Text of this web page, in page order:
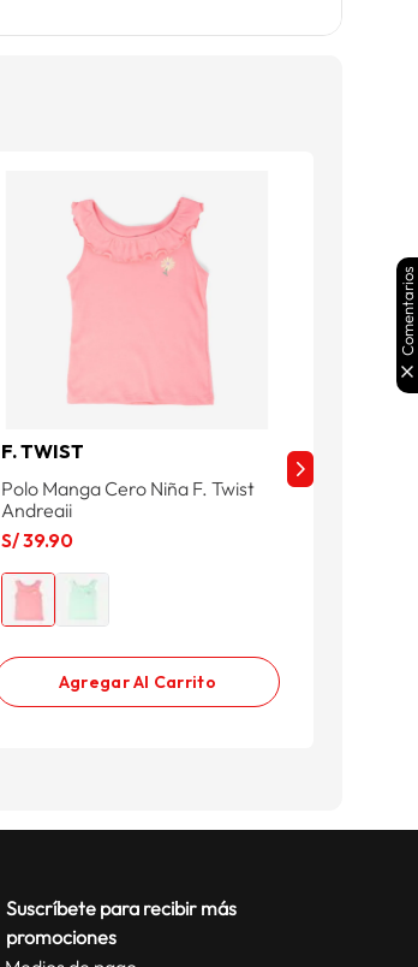
F. TWIST
Polo Manga Cero Niña F. Twist
Andreaii
S/39.90
Agregar Al Carrito
Suscríbete para recibir más
promociones
Comentarios